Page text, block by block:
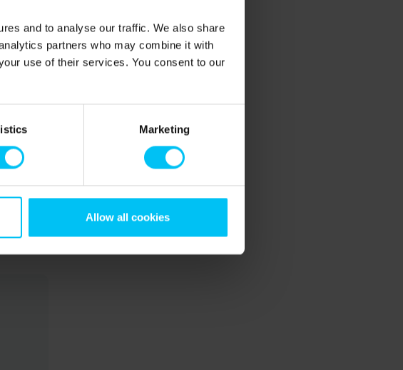
and to analyse our traffic. We also share
partners who may combine it with
use of their services. You consent to our
Marketing
Allow all cookies